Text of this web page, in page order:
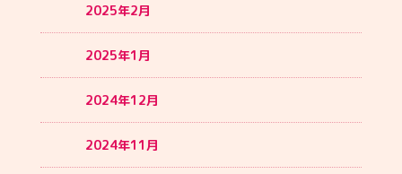
2025年2月
2025年1月
2024年12月
2024年11月